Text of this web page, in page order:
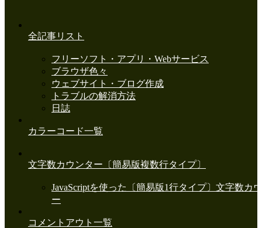
全記事リスト
フリーソフト・アプリ・Webサービス
ブラウザ色々
ウェブサイト・ブログ作成
トラブルの解消方法
日誌
カラーコード一覧
文字数カウンター〔簡易版複数行タイプ〕
JavaScriptを使った〔簡易版1行タイプ〕文字数カ
ー
コメントアウト一覧